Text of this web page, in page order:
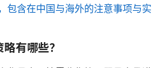
包含在中国与海外的注意事项与实
有哪些？